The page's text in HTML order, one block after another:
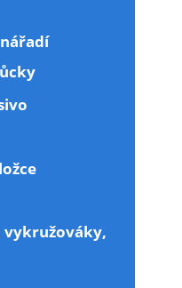
vykružováky,